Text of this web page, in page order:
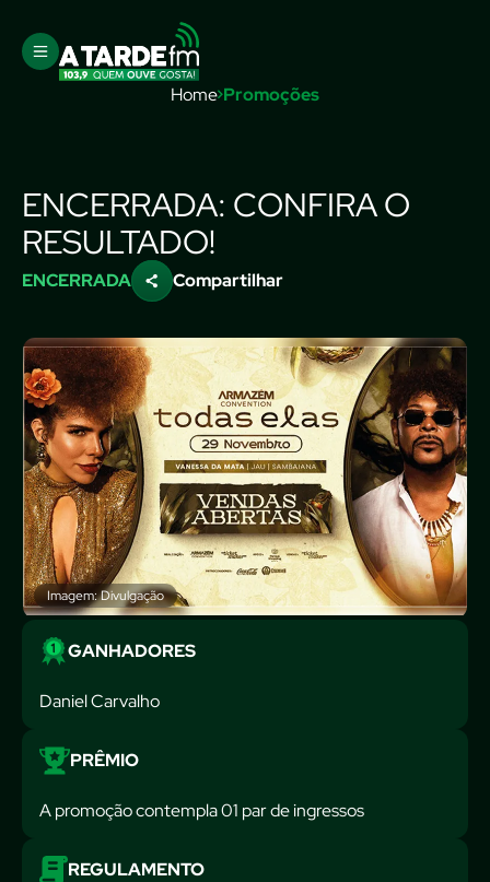
Home Promoções
ENCERRADA: CONFIRA O
RESULTADO!
ENCERRADA Compartilhar
Imagem: Divulgação
GANHADORES
Daniel Carvalho
PRÊMIO
A promoção contempla 01 par de ingressos
REGULAMENTO